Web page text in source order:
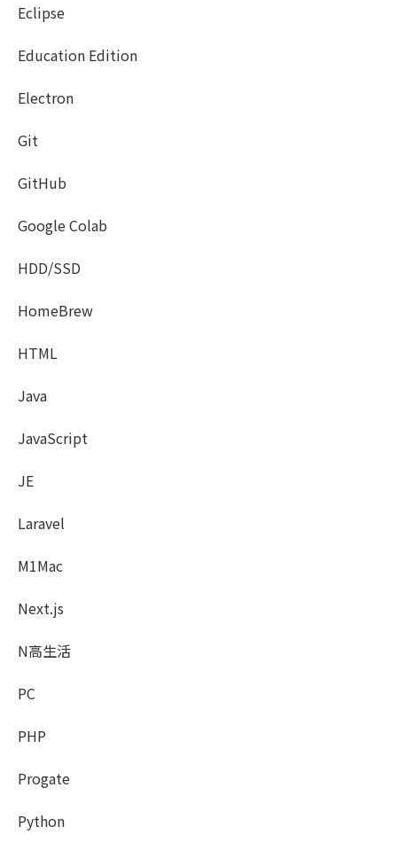
Eclipse
Education Edition
Electron
Git
GitHub
Google Colab
HDD/SSD
HomeBrew
HTML
Java
JavaScript
JE
Laravel
M1Mac
Next.js
N高生活
PC
PHP
Progate
Python